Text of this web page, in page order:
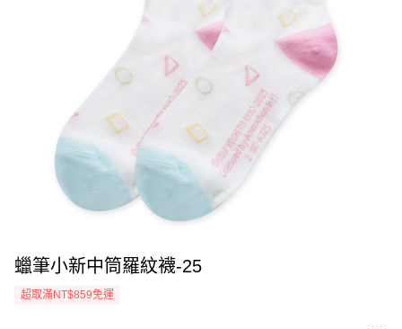
蠟筆小新中筒羅紋襪-25
超取滿NT$859免運